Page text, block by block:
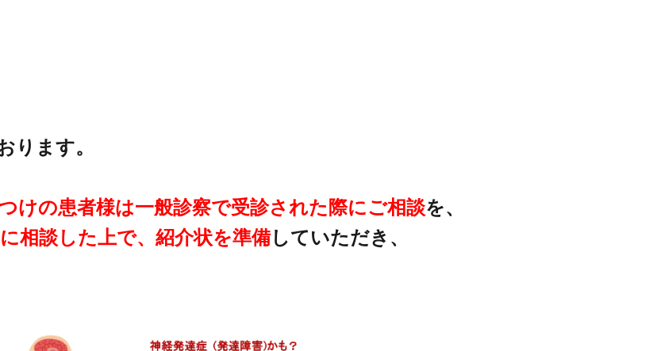
ります。
けの患者様は一般診察で受診された際にご相談を、
相談した上で、紹介状を準備していただき、